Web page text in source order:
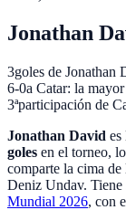
Jonathan
3goles de Jonathan
6-0a Catar: la
3ªparticipación de
Jonathan David es
goles en el torneo,
comparte la cima
Deniz Undav. Tiene
Mundial 2026, con